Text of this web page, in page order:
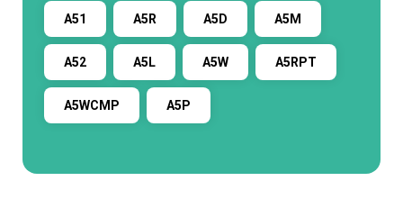
A51 A5R A5D A5M
A52 A5L A5W A5RPT
A5WCMP A5P